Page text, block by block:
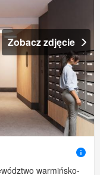
Zobacz zdjęcie
warmińsko-